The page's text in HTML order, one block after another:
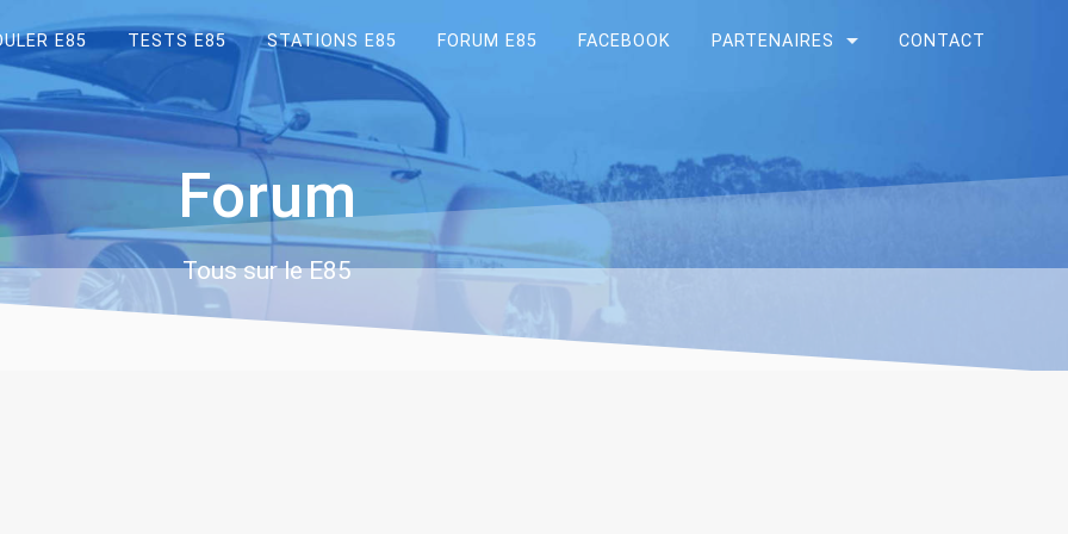
E85 TESTS E85 STATIONS E85 FORUM E85 FACEBOOK PARTENAIRES CONTACT
Forum
Tous sur le E85